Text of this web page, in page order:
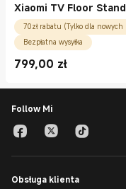
Xiaomi TV Floor Stand
Bezpłatna wysyłka
799,00 zł
Current Price zł799.00
Follow Mi
Obsługa klienta